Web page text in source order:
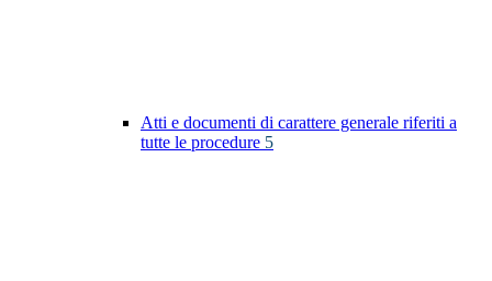
Atti e documenti di carattere generale riferiti a
tutte le procedure 5